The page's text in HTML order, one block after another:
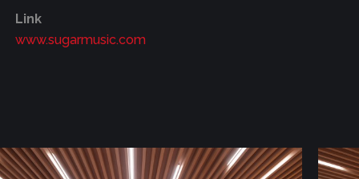
Link
www.sugarmusic.com